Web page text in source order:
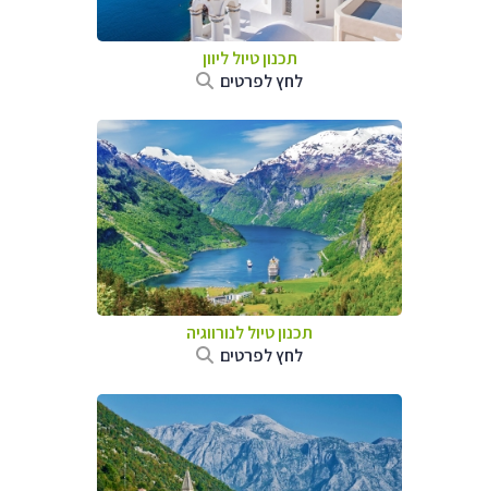
תכנון טיול ליוון
לחץ לפרטים
תכנון טיול לנורווגיה
לחץ לפרטים